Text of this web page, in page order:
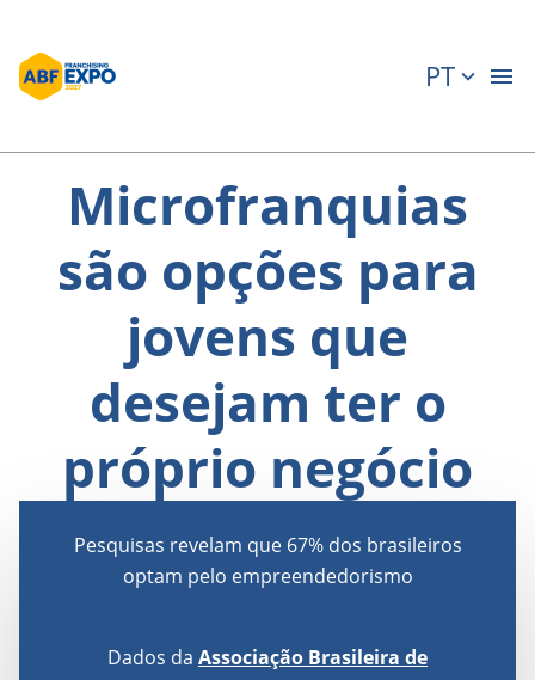
PT
Microfranquias
são opções para
jovens que
desejam ter o
próprio negócio
Pesquisas revelam que 67% dos brasileiros
optam pelo empreendedorismo
Dados da Associação Brasileira de